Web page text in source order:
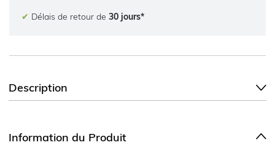
✔ Délais de retour de 30 jours*
Description
Information du Produit